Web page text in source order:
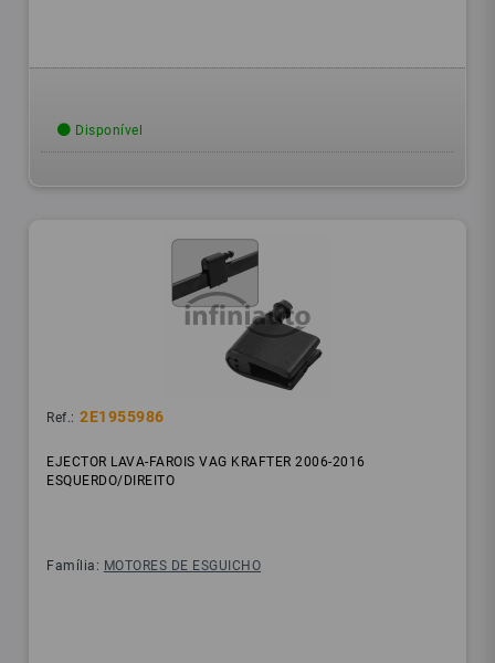
Disponível
Ref.: 2E1955986
EJECTOR LAVA-FAROIS VAG KRAFTER 2006-2016
ESQUERDO/DIREITO
Família: MOTORES DE ESGUICHO